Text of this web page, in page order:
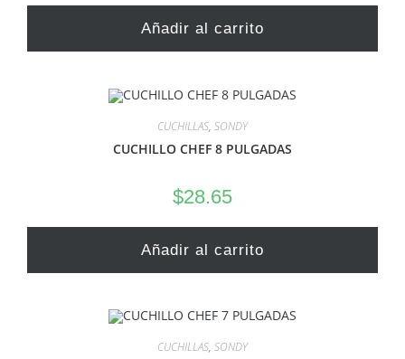
Añadir al carrito
CUCHILLAS, SONDY
CUCHILLO CHEF 8 PULGADAS
$28.65
Añadir al carrito
CUCHILLAS, SONDY